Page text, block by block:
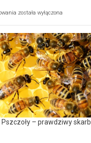
Ekologiczne
Wręczyca
Wielka
z
dofinansowaniem
ponad
15,6
mln
na
modernizację
oczyszczalni
ścieków
[wideo]
została wyłączona
Pszczoły – prawdziwy skarb